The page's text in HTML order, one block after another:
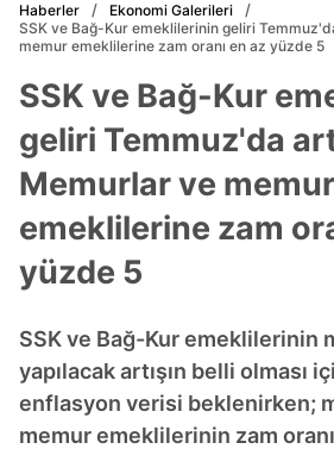
Haberler
Ekonomi Galerileri
SSK ve Bağ-Kur emeklilerinin geliri
memur emeklilerine zam oranı en az yüzde 5
SSK ve Bağ-Kur
geliri Temmuz'da
Memurlar ve memur
emeklilerine zam
yüzde 5
SSK ve Bağ-Kur emeklilerinin
yapılacak artışın belli olması
enflasyon verisi beklenirken;
memur emeklilerinin zam